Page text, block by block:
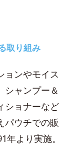
取り組み
ョンやモイス
シャンプー＆
ショナーなど
パウチでの販
年より実施。